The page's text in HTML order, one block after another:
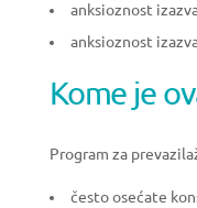
anksioznost
anksioznost
Kome je
Program za
često osećate